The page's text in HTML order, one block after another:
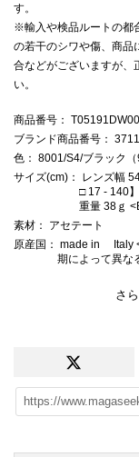
す。
※輸入や検品ルートの都
の若干のシワや傷、商品
合などがございますが、
い。
商品番号 ：
ブランド商品番号 ：
色 ： 8001/S4/ブラック（
サイズ(cm) ： レンズ幅
□ 17 - 140
重量 38ｇ
素材 ： アセテート
原産国 ： made in Italy
期によって異な
さ